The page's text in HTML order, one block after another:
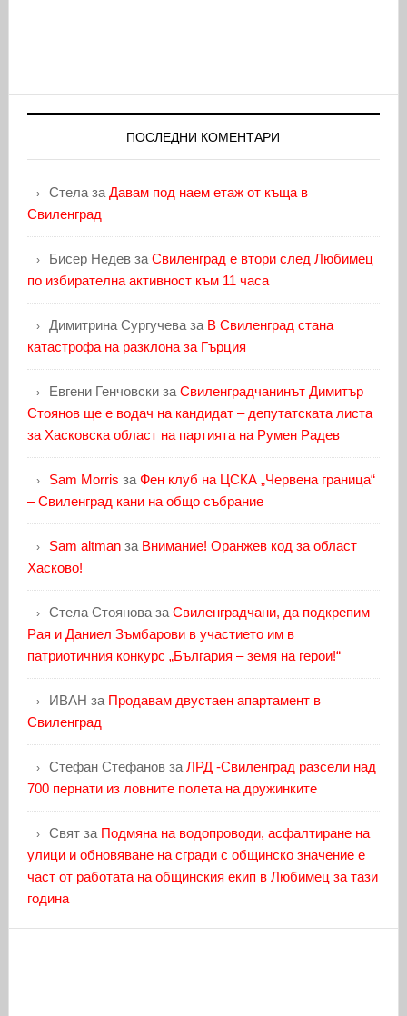
ПОСЛЕДНИ КОМЕНТАРИ
Стелаза Давам под наем етаж от къща в
Свиленград
Бисер Недевза Свиленград е втори след Любимец
по избирателна активност към 11 часа
Димитрина Сургучеваза В Свиленград стана
катастрофа на разклона за Гърция
Евгени Генчовскиза Свиленградчанинът Димитър
Стоянов ще е водач на кандидат – депутатската листа
за Хасковска област на партията на Румен Радев
Sam Morris за Фен клуб на ЦСКА „Червена граница“
– Свиленград кани на общо събрание
Sam altmanза Внимание! Оранжев код за област
Хасково!
Стела Стояноваза Свиленградчани, да подкрепим
Рая и Даниел Зъмбарови в участието им в
патриотичния конкурс „България – земя на герои!“
ИВАН за Продавам двустаен апартамент в
Свиленград
Стефан Стефановза ЛРД -Свиленград разсели над
700 пернати из ловните полета на дружинките
Святза Подмяна на водопроводи, асфалтиране на
улици и обновяване на сгради с общинско значение е
част от работата на общинския екип в Любимец за тази
година